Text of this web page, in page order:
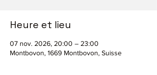
Heure et lieu
07 nov. 2026, 20:00 – 23:00
Montbovon, 1669 Montbovon, Suisse